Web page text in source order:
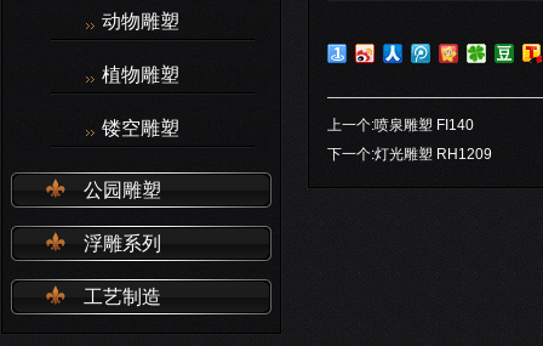
动物雕塑
植物雕塑
镂空雕塑
公园雕塑
浮雕系列
工艺制造
上一个:喷泉雕塑 FI140
下一个:灯光雕塑 RH1209